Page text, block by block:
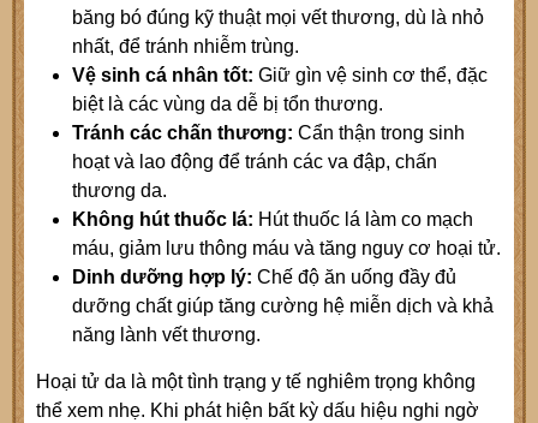
băng bó đúng kỹ thuật mọi vết thương, dù là nhỏ
nhất, để tránh nhiễm trùng.
Vệ sinh cá nhân tốt: Giữ gìn vệ sinh cơ thể, đặc
biệt là các vùng da dễ bị tổn thương.
Tránh các chấn thương: Cẩn thận trong sinh
hoạt và lao động để tránh các va đập, chấn
thương da.
Không hút thuốc lá: Hút thuốc lá làm co mạch
máu, giảm lưu thông máu và tăng nguy cơ hoại tử.
Dinh dưỡng hợp lý: Chế độ ăn uống đầy đủ
dưỡng chất giúp tăng cường hệ miễn dịch và khả
năng lành vết thương.
Hoại tử da là một tình trạng y tế nghiêm trọng không
thể xem nhẹ. Khi phát hiện bất kỳ dấu hiệu nghi ngờ